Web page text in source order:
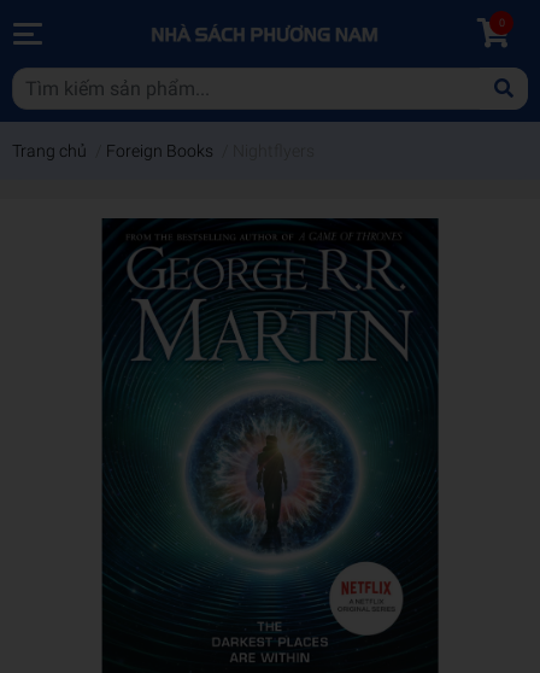
0
Trang chủ Foreign Books